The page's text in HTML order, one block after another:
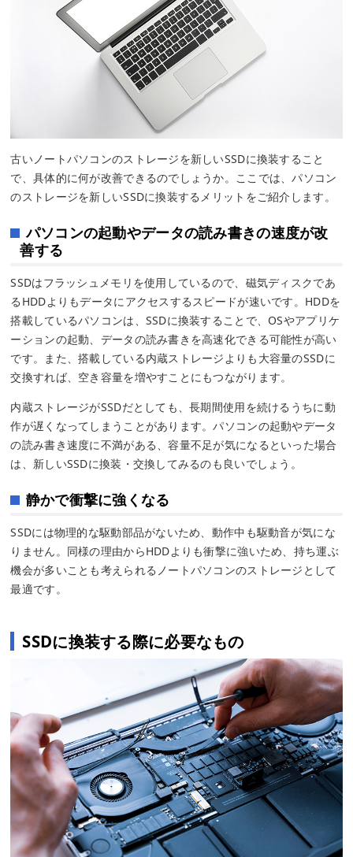
古いノートパソコンのストレージを新しいSSDに換装すること
で、具体的に何が改善できるのでしょうか。ここでは、パソコン
のストレージを新しいSSDに換装するメリットをご紹介します。
パソコンの起動やデータの読み書きの速度が改
善する
SSDはフラッシュメモリを使用しているので、磁気ディスクであ
るHDDよりもデータにアクセスするスピードが速いです。HDDを
搭載しているパソコンは、SSDに換装することで、OSやアプリケ
ーションの起動、データの読み書きを高速化できる可能性が高い
です。また、搭載している内蔵ストレージよりも大容量のSSDに
交換すれば、空き容量を増やすことにもつながります。
内蔵ストレージがSSDだとしても、長期間使用を続けるうちに動
作が遅くなってしまうことがあります。パソコンの起動やデータ
の読み書き速度に不満がある、容量不足が気になるといった場合
は、新しいSSDに換装・交換してみるのも良いでしょう。
静かで衝撃に強くなる
SSDには物理的な駆動部品がないため、動作中も駆動音が気にな
りません。同様の理由からHDDよりも衝撃に強いため、持ち運ぶ
機会が多いことも考えられるノートパソコンのストレージとして
最適です。
SSDに換装する際に必要なもの